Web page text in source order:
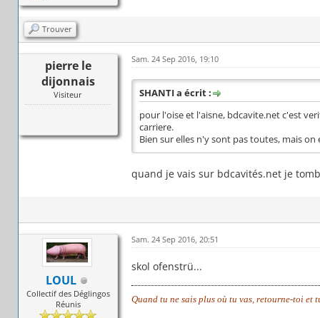
Trouver
pierre le
dijonnais
Visiteur
Sam. 24 Sep 2016, 19:10
SHANTI a écrit :
pour l'oise et l'aisne, bdcavite.net c'est
carriere.
Bien sur elles n'y sont pas toutes, mais
quand je vais sur bdcavités.net je
LOUL
Collectif des Déglingos
Réunis
Sam. 24 Sep 2016, 20:51
skol ofenstrü...
Quand tu ne sais plus où tu vas, retourne-toi